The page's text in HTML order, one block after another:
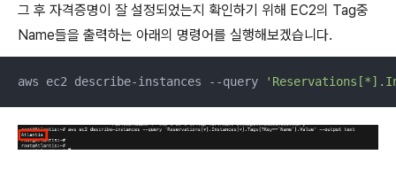
그 후 자격증명이 잘 설정되었는지 확인하기 위해 EC2의 Tag중
Name들을 출력하는 아래의 명령어를 실행해보겠습니다.
aws ec2 describe-instances --query